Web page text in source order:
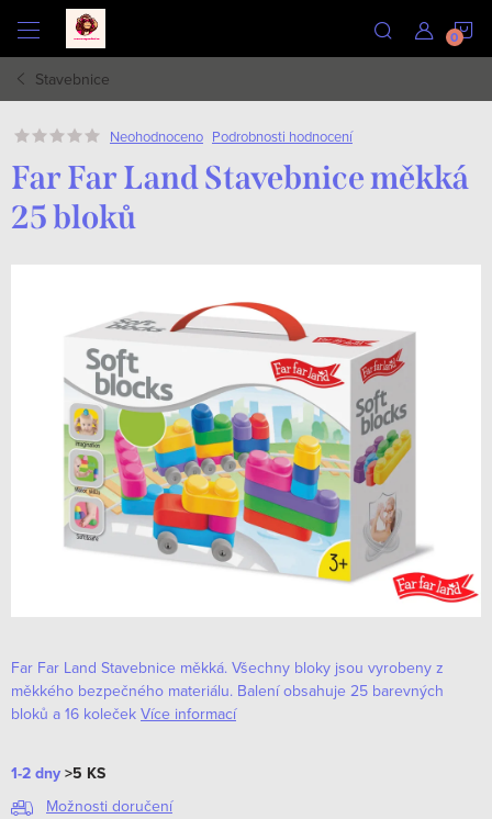
obsah
Stavebnice
Neohodnoceno Podrobnosti hodnocení
Far Far Land Stavebnice měkká
25 bloků
Far Far Land Stavebnice měkká. Všechny bloky jsou vyrobeny z
měkkého bezpečného materiálu. Balení obsahuje 25 barevných
bloků a 16 koleček Více informací
1-2 dny>5 KS
Možnosti doručení